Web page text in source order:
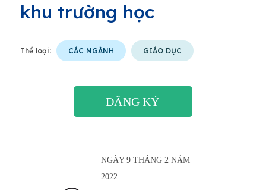
khu trường học
Thể loại: CÁC NGÀNH GIÁO DỤC
ĐĂNG KÝ
NGÀY 9 THÁNG 2 NĂM
2022